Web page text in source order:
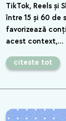
TikTok, Reels și
între 15 și 60 de
favorizează
acest context,…
citeste tot